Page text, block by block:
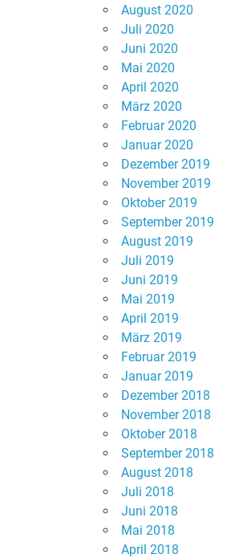
August 2020
Juli 2020
Juni 2020
Mai 2020
April 2020
März 2020
Februar 2020
Januar 2020
Dezember 2019
November 2019
Oktober 2019
September 2019
August 2019
Juli 2019
Juni 2019
Mai 2019
April 2019
März 2019
Februar 2019
Januar 2019
Dezember 2018
November 2018
Oktober 2018
September 2018
August 2018
Juli 2018
Juni 2018
Mai 2018
April 2018